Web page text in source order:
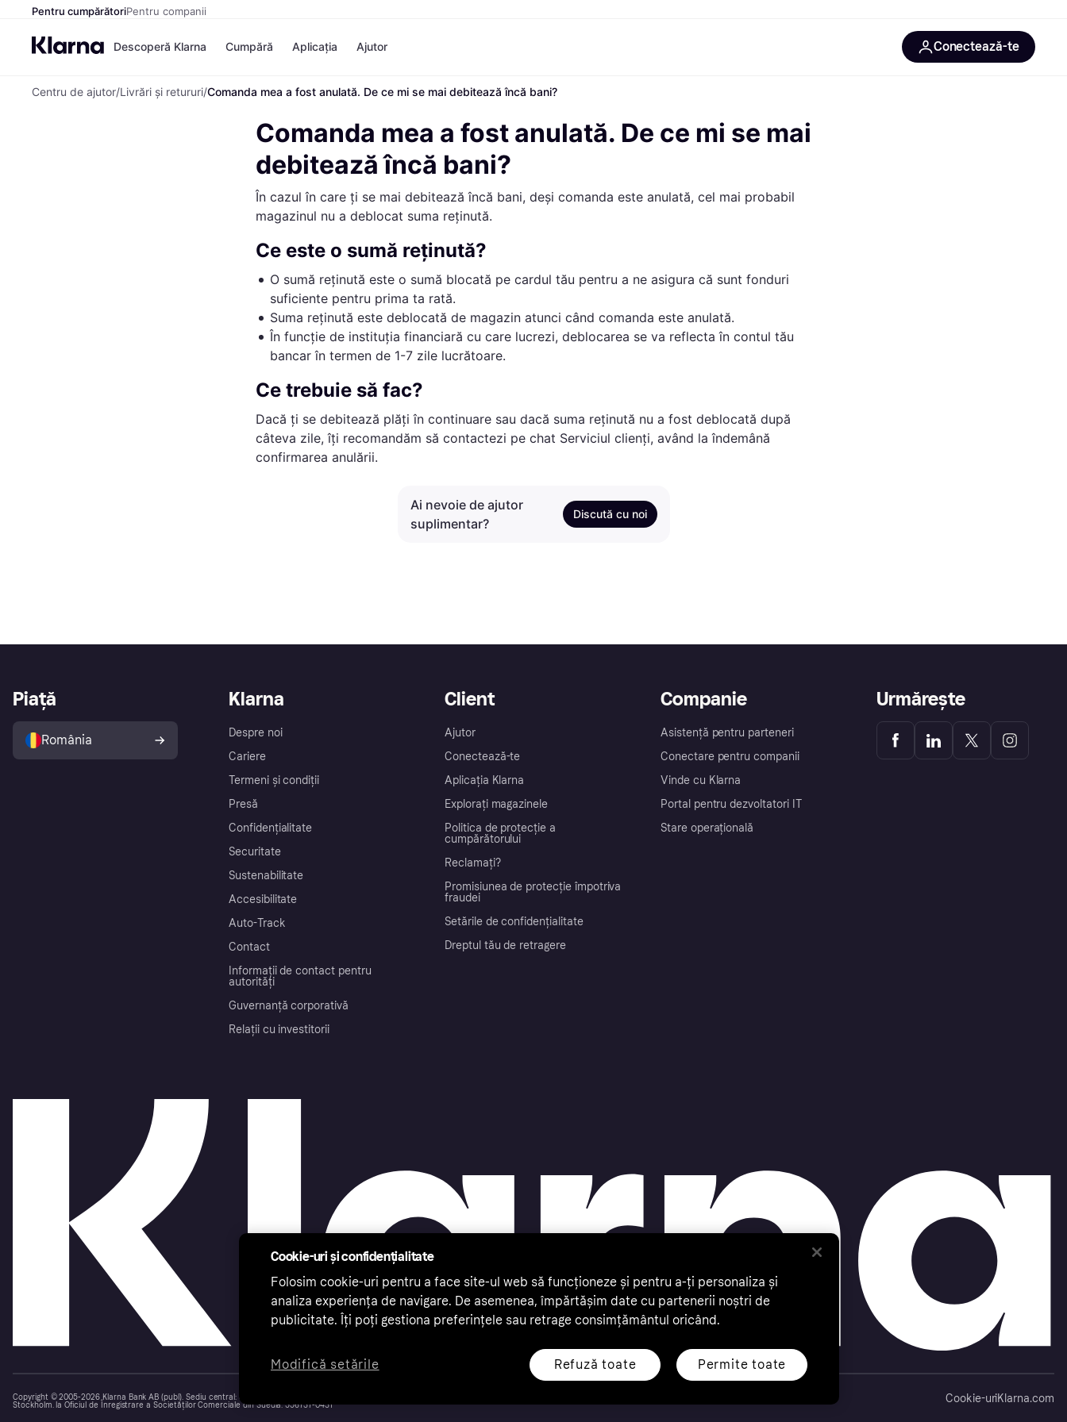
Pentru cumpărătoriPentru companii
Descoperă Klarna
Plătește integral
Plătește în 30 de zile
Cumpără
Trendyol
H&M
Flip
Explorați magazinele
Modă
Marketplace
Aplicația Ajutor Conectează-te
Centru de ajutor/Livrări și retururi/Comanda mea a fost anulată. De ce mi se mai debitează încă bani?
Comanda mea a fost anulată. De ce mi se mai
debitează încă bani?
În cazul în care ți se mai debitează încă bani, deși comanda este anulată, cel mai probabil
magazinul nu a deblocat suma reținută.
Ce este o sumă reținută?
O sumă reținută este o sumă blocată pe cardul tău pentru a ne asigura că sunt fonduri
suficiente pentru prima ta rată.
Suma reținută este deblocată de magazin atunci când comanda este anulată.
În funcție de instituția financiară cu care lucrezi, deblocarea se va reflecta în contul tău
bancar în termen de 1-7 zile lucrătoare.
Ce trebuie să fac?
Dacă ți se debitează plăți în continuare sau dacă suma reținută nu a fost deblocată după
câteva zile, îți recomandăm să contactezi pe chat Serviciul clienți, având la îndemână
confirmarea anulării.
Ai nevoie de ajutor
suplimentar?
Discută cu noi
Klarna
Despre noi
Cariere
Termeni și condiții
Presă
Confidențialitate
Securitate
Sustenabilitate
Accesibilitate
Auto-Track
Contact
Informații de contact pentru
autorități
Guvernanță corporativă
Relații cu investitorii
Client
Ajutor
Conectează-te
Aplicația Klarna
Explorați magazinele
Politica de protecție a
cumpărătorului
Reclamați?
Promisiunea de protecție împotriva
fraudei
Setările de confidențialitate
Dreptul tău de retragere
Companie
Asistență pentru parteneri
Conectare pentru companii
Vinde cu Klarna
Portal pentru dezvoltatori IT
Stare operațională
Piață
România
Urmărește
Copyright © 2005-2026 Klarna Bank AB (publ). Sediu central: Stockholm, Suedia. Toate drepturile rezervate. Klarna Bank AB (publ). Sveavägen 46, 111 34
Stockholm. la Oficiul de Înregistrare a Societăților Comerciale din Suedia: 556737-0431
Cookie-uriKlarna.com
Cookie-uri și confidențialitate
Folosim cookie-uri pentru a face site-ul web să funcționeze și pentru a-ți personaliza și
analiza experiența de navigare. De asemenea, împărtășim date cu partenerii noștri de
publicitate. Îți poți gestiona preferințele sau retrage consimțământul oricând.
Refuză toate Permite toate
Modifică setările